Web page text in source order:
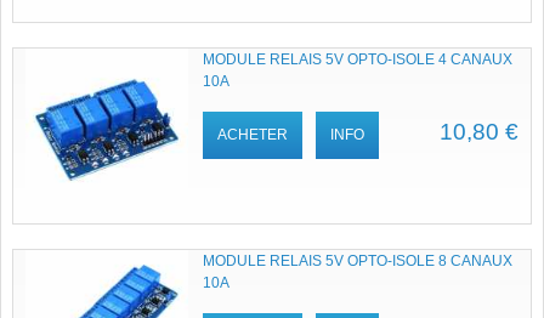
MODULE RELAIS 5V OPTO-ISOLE 4 CANAUX
10A
10,80 €
ACHETER INFO
MODULE RELAIS 5V OPTO-ISOLE 8 CANAUX
10A